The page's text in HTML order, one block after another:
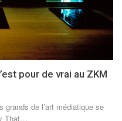
pour de vrai au ZKM
de l’art médiatique se
That…